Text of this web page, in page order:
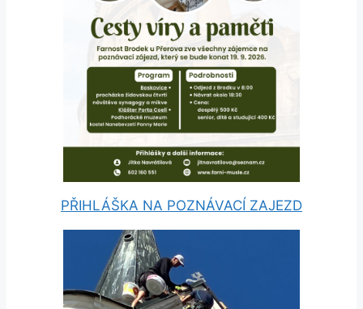
PŘIHLÁŠKA NA POZNÁVACÍ ZAJEZD